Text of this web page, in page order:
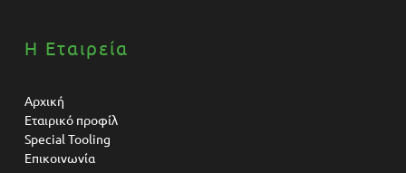
Η Εταιρεία
Αρχική
Εταιρικό προφίλ
Special Tooling
Επικοινωνία